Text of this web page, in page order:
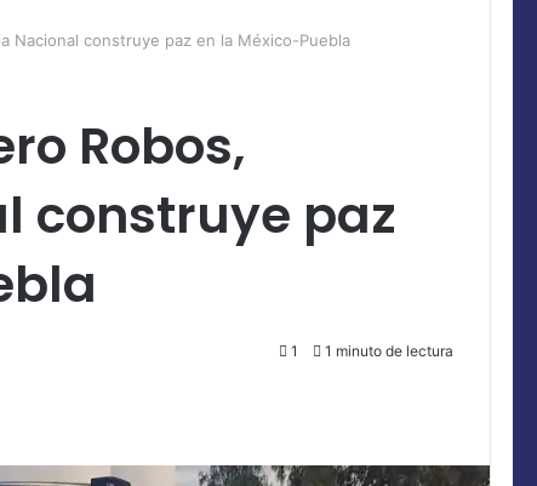
Nacional construye paz en la México-Puebla
Robos,
construye paz
1 1 minuto de lectura